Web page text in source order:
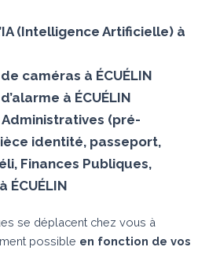
(Intelligence Artificielle) à
caméras à ÉCUÉLIN
à ÉCUÉLIN
(pré-
identité, passeport,
Finances Publiques,
ÉCUÉLIN
se déplacent chez vous à
possible en fonction de vos